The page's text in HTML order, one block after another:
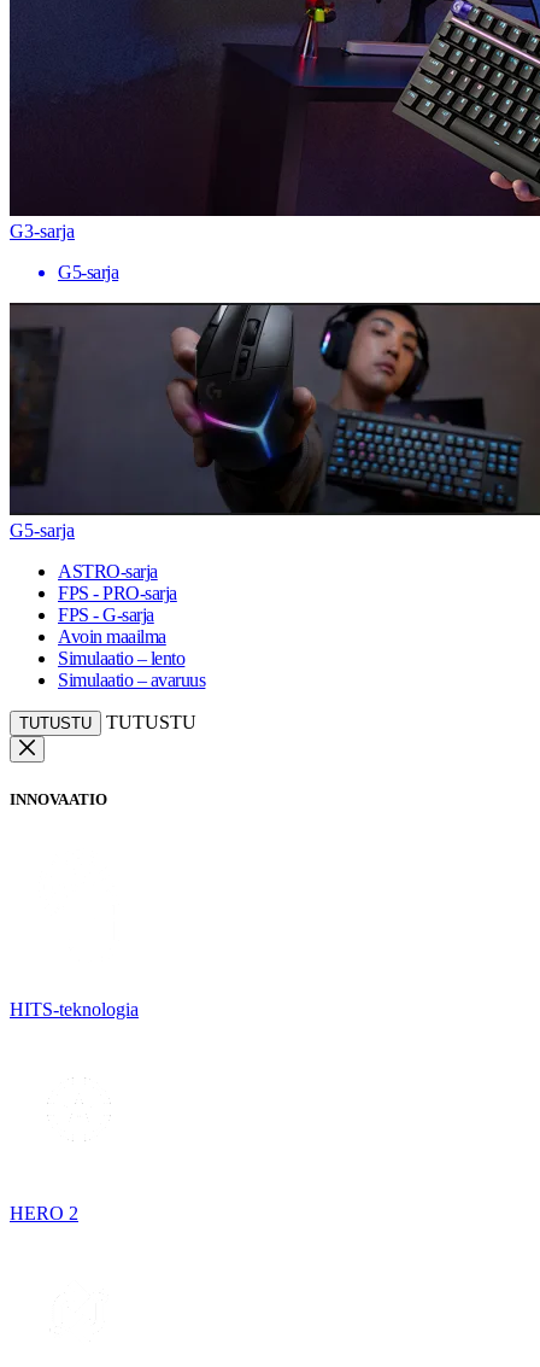
G3-sarja
G5-sarja
G5-sarja
ASTRO-sarja
FPS - PRO-sarja
FPS - G-sarja
Avoin maailma
Simulaatio – lento
Simulaatio – avaruus
TUTUSTU TUTUSTU
INNOVAATIO
HITS-teknologia
HERO 2